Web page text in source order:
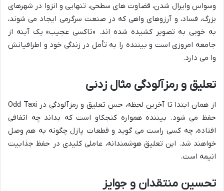
وسواس وایرال شدن، قضاوت های سطحی، تنهایی و انزوا در شهرهای
بزرگ، فساد، و آرزوهای واهی که در صنعت سرگرمی ایجاد می شوند،
به خوبی به تصویر کشیده شده اند. «تاکسی عجیب» یک آینه از
جامعه امروزی است و بیننده را به تأمل در زندگی خود و اطرافیانش
وا می دارد.
تعلیق و رمزآلودگی مثال زدنی
از همان ابتدا تا آخرین لحظه، حس تعلیق و رمزآلودگی در Odd Taxi
حفظ می شود. بیننده همواره کنجکاو است که بداند چه اتفاقی
افتاده، چه کسی راست می گوید و قطعات پازل چگونه به هم وصل
خواهند شد. این تعلیق هوشمندانه، عاملی کلیدی در حفظ جذابیت
انیمه است.
تحسین منتقدان و جوایز